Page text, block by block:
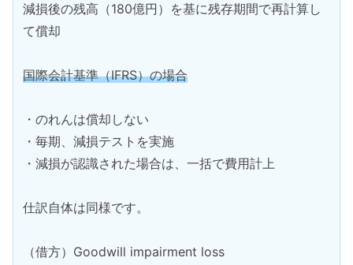
減損後の残高（180億円）を基に残存期間で再計算し
て償却
国際会計基準（IFRS）の場合
・のれんは償却しない
・毎期、減損テストを実施
・減損が認識された場合は、一括で費用計上
仕訳自体は同様です。
（借方）Goodwill impairment loss